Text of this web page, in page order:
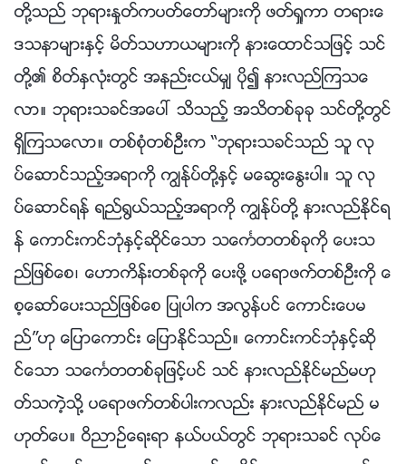
တို႔သည္ ဘုရားႏႈတ္ကပတ္ေတာ္မ်ားကို ဖတ္ရႈကာ တရားေ
ဒသနာမ်ားႏွင့္ မိတ္သဟာယမ်ားကို နားေထာင္သျဖင့္ သင္
တို႔၏ စိတ္ႏွလုံးတြင္ အနည္းငယ္မွ် ပို၍ နားလည္ၾကသေ
လာ။ ဘုရားသခင္အေပၚ သိသည့္ အသိတစ္ခုခု သင္တို႔တြင္
ရွိၾကသေလာ။ တစ္စုံတစ္ဦးက “ဘုရားသခင္သည္ သူ လု
ပ္ေဆာင္သည့္အရာကို ကြၽန္ုပ္တို႔ႏွင့္ မေဆြးေႏြးပါ။ သူ လု
ပ္ေဆာင္ရန္ ရည္႐ြယ္သည့္အရာကို ကြၽန္ုပ္တို႔ နားလည္ႏိုင္ရ
န္ ေကာင္းကင္ဘုံႏွင့္ဆိုင္ေသာ သေကၤတတစ္ခုကို ေပးသ
ည္ျဖစ္ေစ၊ ေဟာကိန္းတစ္ခုကို ေပးဖို႔ ပေရာဖက္တစ္ဦးကို ေ
စ့ေဆာ္ေပးသည္ျဖစ္ေစ ျပဳပါက အလြန္ပင္ ေကာင္းေပမ
ည္”ဟု ေျပာေကာင္း ေျပာႏိုင္သည္။ ေကာင္းကင္ဘုံႏွင့္ဆို
င္ေသာ သေကၤတတစ္ခုျဖင့္ပင္ သင္ နားလည္ႏိုင္မည္မဟု
တ္သကဲ့သို႔ ပေရာဖက္တစ္ပါးကလည္း နားလည္ႏိုင္မည္ မ
ဟုတ္ေပ။ ဝိညာဥ္ေရးရာ နယ္ပယ္တြင္ ဘုရားသခင္ လုပ္ေ